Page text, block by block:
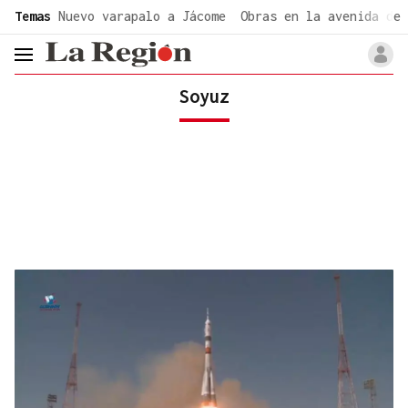
Temas Nuevo varapalo a Jácome Obras en la avenida de
header.menu.open
Soyuz